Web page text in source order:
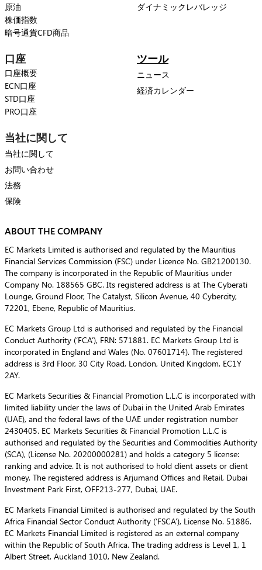
原油
株価指数
暗号通貨CFD商品
ダイナミックレバレッジ
口座
口座概要
ECN口座
STD口座
PRO口座
ツール
ニュース
経済カレンダー
当社に関して
当社に関して
お問い合わせ
法務
保険
ABOUT THE COMPANY
EC Markets Limited is authorised and regulated by the Mauritius
Financial Services Commission (FSC) under Licence No. GB21200130.
The company is incorporated in the Republic of Mauritius under
Company No. 188565 GBC. Its registered address is at The Cyberati
Lounge, Ground Floor, The Catalyst, Silicon Avenue, 40 Cybercity,
72201, Ebene, Republic of Mauritius.
EC Markets Group Ltd is authorised and regulated by the Financial
Conduct Authority (‘FCA’), FRN: 571881. EC Markets Group Ltd is
incorporated in England and Wales (No. 07601714). The registered
address is 3rd Floor, 30 City Road, London, United Kingdom, EC1Y
2AY.
EC Markets Securities & Financial Promotion L.L.C is incorporated with
limited liability under the laws of Dubai in the United Arab Emirates
(UAE), and the federal laws of the UAE under registration number
2430405. EC Markets Securities & Financial Promotion L.L.C is
authorised and regulated by the Securities and Commodities Authority
(SCA), (License No. 20200000281) and holds a category 5 license:
ranking and advice. It is not authorised to hold client assets or client
money. The registered address is Arjumand Offices and Retail, Dubai
Investment Park First, OFF213-277, Dubai, UAE.
EC Markets Financial Limited is authorised and regulated by the South
Africa Financial Sector Conduct Authority (‘FSCA’), License No. 51886.
EC Markets Financial Limited is registered as an external company
within the Republic of South Africa. The trading address is Level 1, 1
Albert Street, Auckland 1010, New Zealand.